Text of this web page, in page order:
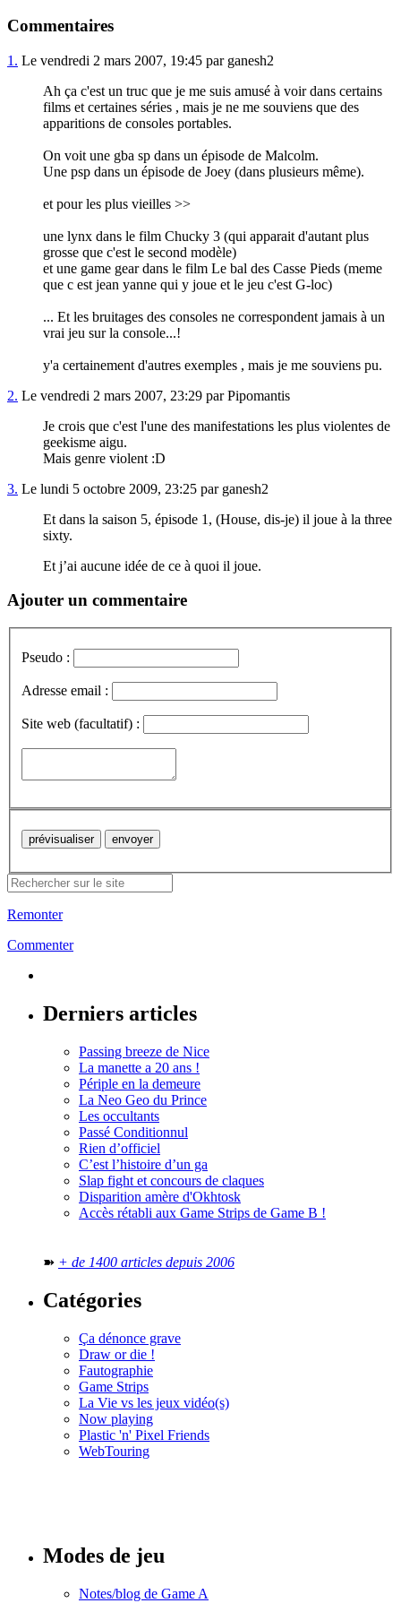
Commentaires
1. Le vendredi 2 mars 2007, 19:45 par ganesh2
Ah ça c'est un truc que je me suis amusé à voir dans certains
films et certaines séries , mais je ne me souviens que des
apparitions de consoles portables.
On voit une gba sp dans un épisode de Malcolm.
Une psp dans un épisode de Joey (dans plusieurs même).
et pour les plus vieilles >>
une lynx dans le film Chucky 3 (qui apparait d'autant plus
grosse que c'est le second modèle)
et une game gear dans le film Le bal des Casse Pieds (meme
que c est jean yanne qui y joue et le jeu c'est G-loc)
... Et les bruitages des consoles ne correspondent jamais à un
vrai jeu sur la console...!
y'a certainement d'autres exemples , mais je me souviens pu.
2. Le vendredi 2 mars 2007, 23:29 par Pipomantis
Je crois que c'est l'une des manifestations les plus violentes de
geekisme aigu.
Mais genre violent :D
3. Le lundi 5 octobre 2009, 23:25 par ganesh2
Et dans la saison 5, épisode 1, (House, dis-je) il joue à la three
sixty.
Et j’ai aucune idée de ce à quoi il joue.
Ajouter un commentaire
Pseudo :
Adresse email :
Site web (facultatif) :
Remonter
Commenter
Derniers articles
Passing breeze de Nice
La manette a 20 ans !
Périple en la demeure
La Neo Geo du Prince
Les occultants
Passé Conditionnul
Rien d’officiel
C’est l’histoire d’un ga
Slap fight et concours de claques
Disparition amère d'Okhtosk
Accès rétabli aux Game Strips de Game B !
➽ + de 1400 articles depuis 2006
Catégories
Ça dénonce grave
Draw or die !
Fautographie
Game Strips
La Vie vs les jeux vidéo(s)
Now playing
Plastic 'n' Pixel Friends
WebTouring
Modes de jeu
Notes/blog de Game A